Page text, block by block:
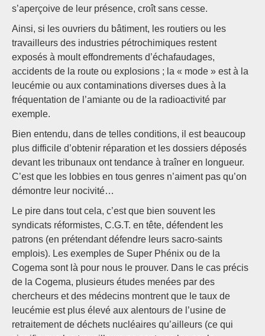
s’aperçoive de leur présence, croît sans cesse.
Ainsi, si les ouvriers du bâtiment, les routiers ou les
travailleurs des industries pétrochimiques restent
exposés à moult effondrements d’échafaudages,
accidents de la route ou explosions ; la « mode » est à la
leucémie ou aux contaminations diverses dues à la
fréquentation de l’amiante ou de la radioactivité par
exemple.
Bien entendu, dans de telles conditions, il est beaucoup
plus difficile d’obtenir réparation et les dossiers déposés
devant les tribunaux ont tendance à traîner en longueur.
C’est que les lobbies en tous genres n’aiment pas qu’on
démontre leur nocivité…
Le pire dans tout cela, c’est que bien souvent les
syndicats réformistes, C.G.T. en tête, défendent les
patrons (en prétendant défendre leurs sacro-saints
emplois). Les exemples de Super Phénix ou de la
Cogema sont là pour nous le prouver. Dans le cas précis
de la Cogema, plusieurs études menées par des
chercheurs et des médecins montrent que le taux de
leucémie est plus élevé aux alentours de l’usine de
retraitement de déchets nucléaires qu’ailleurs (ce qui